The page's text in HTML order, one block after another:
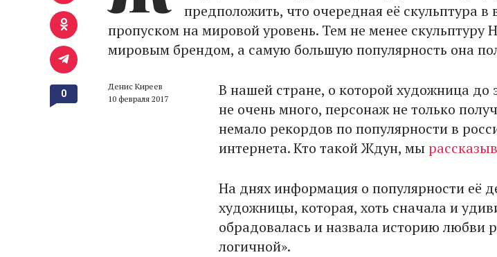
предположить, что очередная её скульптура в
пропуском на мировой уровень. Тем не менее скульптуру
мировым брендом, а самую большую популярность она
Денис Киреев
10 февраля 2017
В нашей стране, о которой художница до
не очень много, персонаж не только
немало рекордов по популярности в
интернета. Кто такой Ждун, мы
На днях информация о популярности её
художницы, которая, хоть сначала и
обрадовалась и назвала историю любви
логичной».
0